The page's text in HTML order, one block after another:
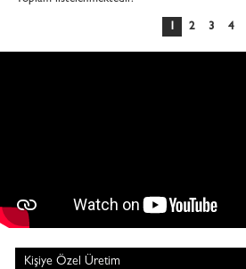
1 2 3 4
Kişiye Özel Üretim